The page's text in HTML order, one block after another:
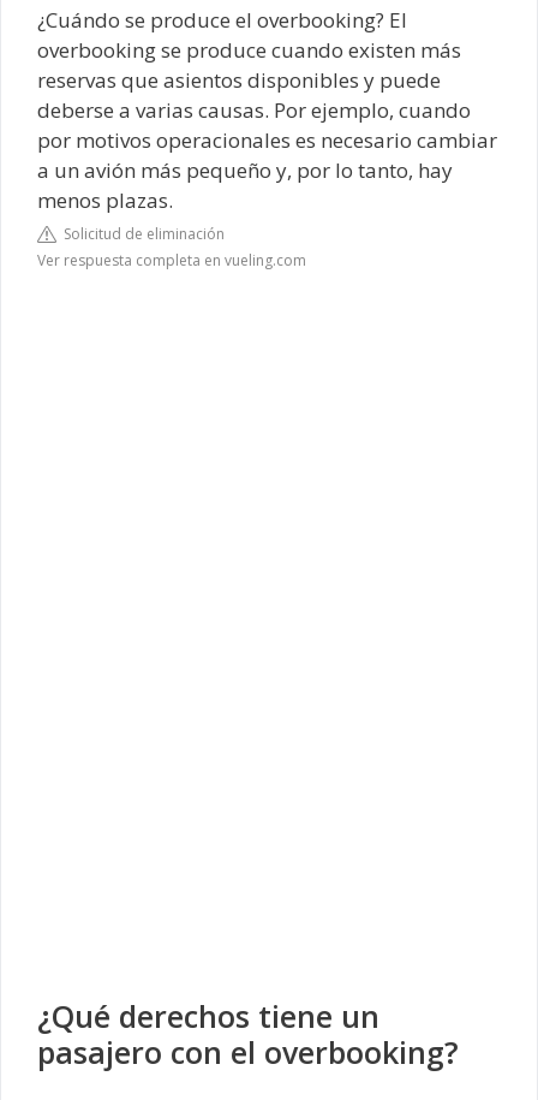
¿Cuándo se produce el overbooking? El
overbooking se produce cuando existen más
reservas que asientos disponibles y puede
deberse a varias causas. Por ejemplo, cuando
por motivos operacionales es necesario cambiar
a un avión más pequeño y, por lo tanto, hay
menos plazas.
Solicitud de eliminación
Ver respuesta completa en vueling.com
¿Qué derechos tiene un
pasajero con el overbooking?